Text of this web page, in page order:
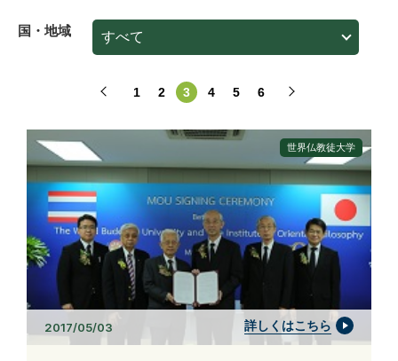
国・地域
1 2 3 4 5 6
世界仏教徒大学
2017/05/03 詳しくはこちら